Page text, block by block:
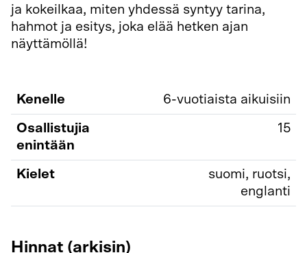
ja kokeilkaa, miten yhdessä syntyy tarina,
hahmot ja esitys, joka elää hetken ajan
näyttämöllä!
Kenelle 6-vuotiaista aikuisiin
Osallistujia
enintään
15
Kielet
suomi, ruotsi,
englanti
Hinnat (arkisin)